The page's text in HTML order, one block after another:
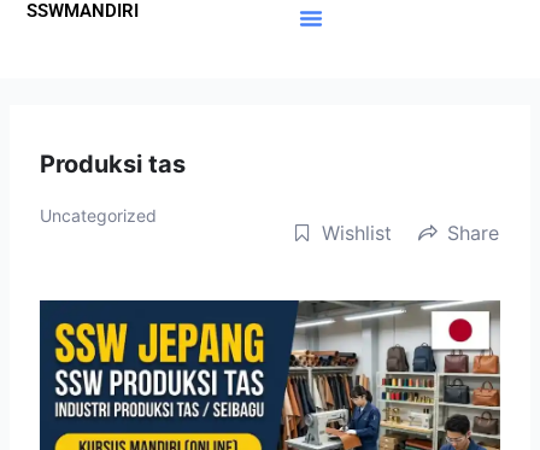
LewatiSSWMANDIRI
Produksi tas
Uncategorized
Wishlist Share